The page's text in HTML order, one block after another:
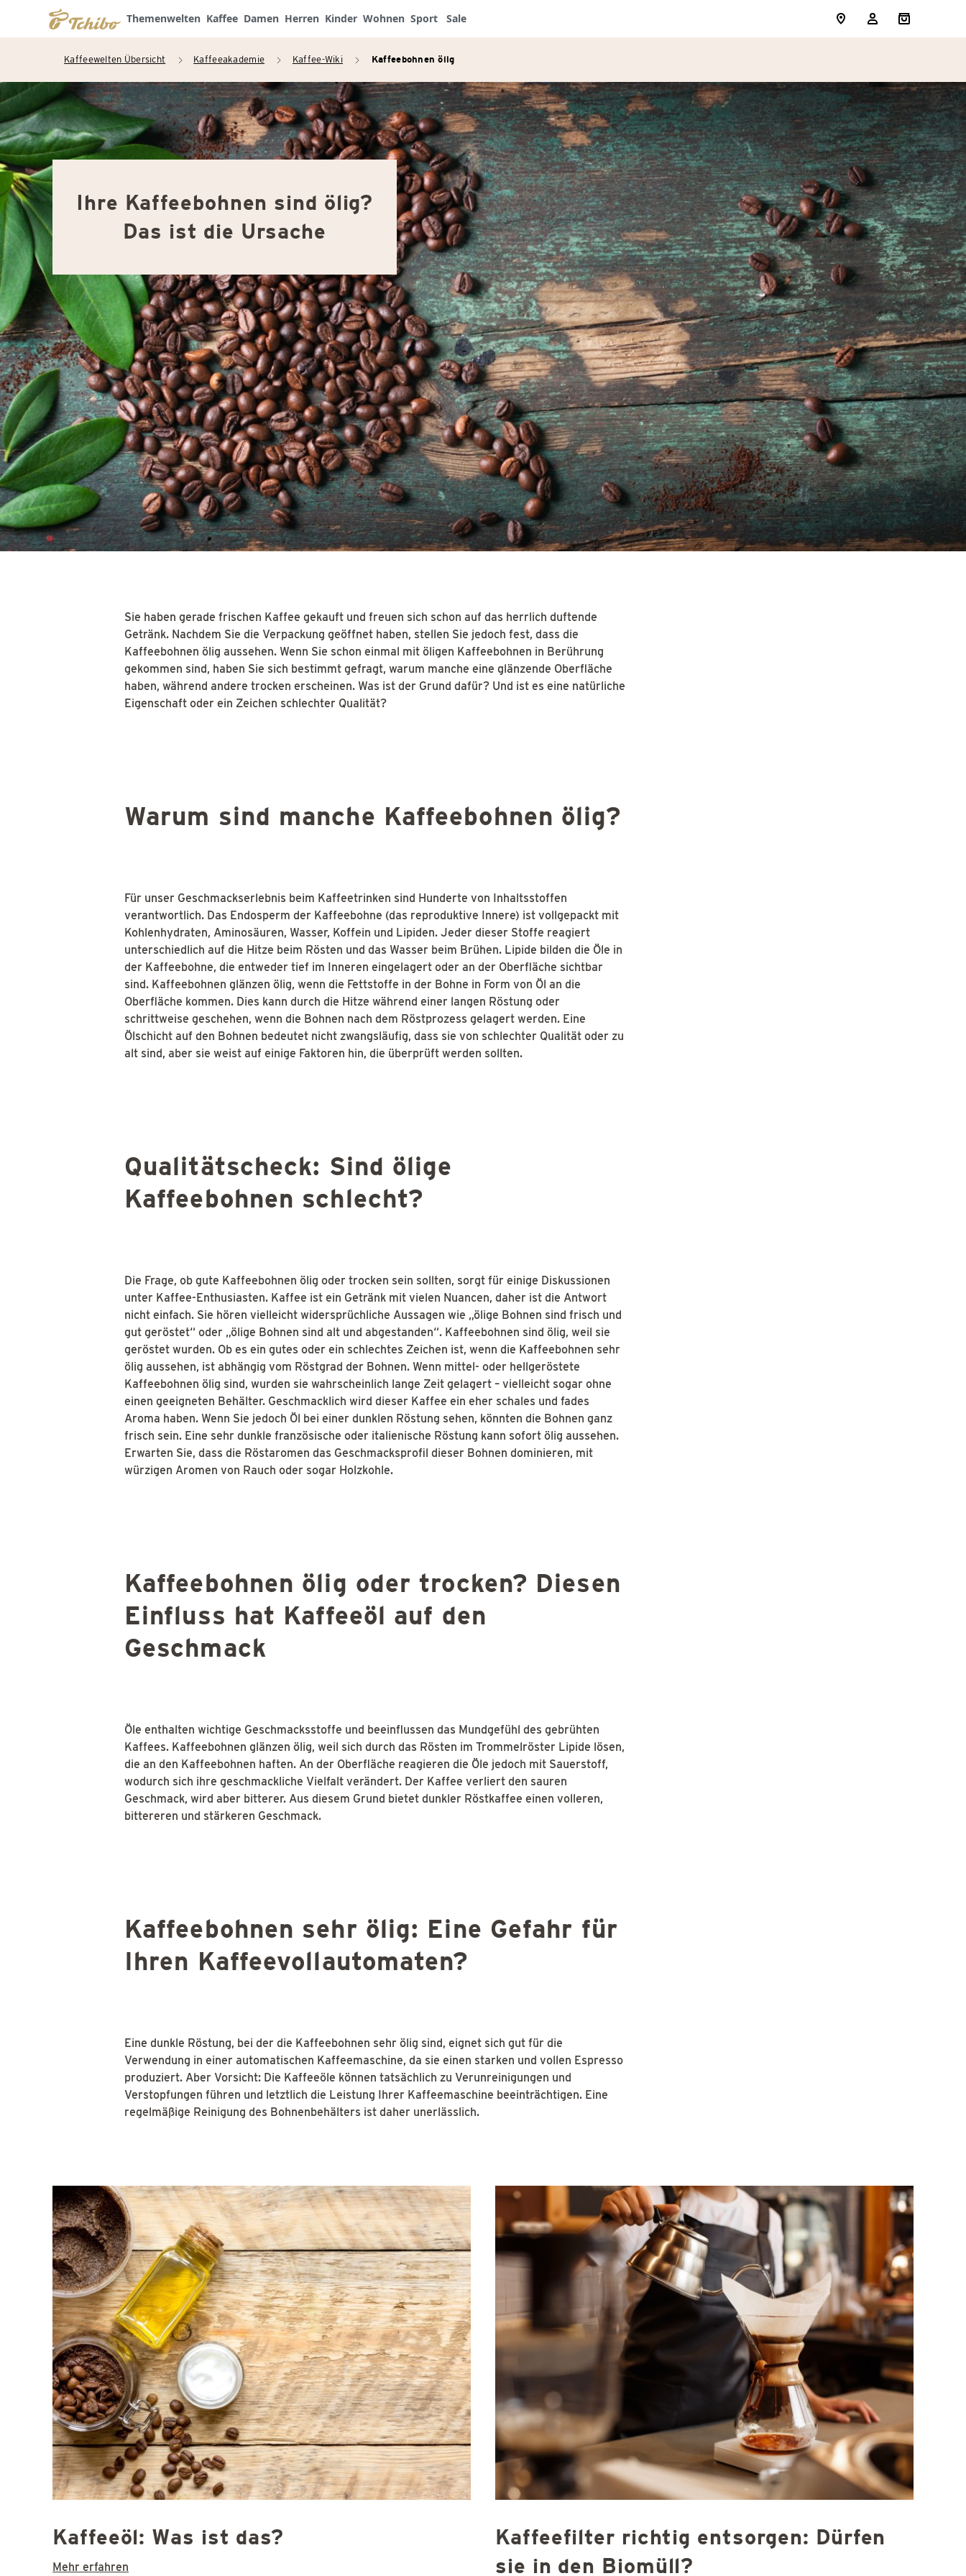
Themenwelten Kaffee Damen Herren Kinder Wohnen Sport Sale
Kaffeewelten Übersicht arrow_right Kaffeeakademie arrow_right Kaffee-Wiki arrow_right Kaffeebohnen ölig
Ihre Kaffeebohnen sind ölig?
Das ist die Ursache
Sie haben gerade frischen Kaffee gekauft und freuen sich schon auf das herrlich duftende
Getränk. Nachdem Sie die Verpackung geöffnet haben, stellen Sie jedoch fest, dass die
Kaffeebohnen ölig aussehen. Wenn Sie schon einmal mit öligen Kaffeebohnen in Berührung
gekommen sind, haben Sie sich bestimmt gefragt, warum manche eine glänzende Oberfläche
haben, während andere trocken erscheinen. Was ist der Grund dafür? Und ist es eine natürliche
Eigenschaft oder ein Zeichen schlechter Qualität?
Warum sind manche Kaffeebohnen ölig?
Für unser Geschmackserlebnis beim Kaffeetrinken sind Hunderte von Inhaltsstoffen
verantwortlich. Das Endosperm der Kaffeebohne (das reproduktive Innere) ist vollgepackt mit
Kohlenhydraten, Aminosäuren, Wasser, Koffein und Lipiden. Jeder dieser Stoffe reagiert
unterschiedlich auf die Hitze beim Rösten und das Wasser beim Brühen. Lipide bilden die Öle in
der Kaffeebohne, die entweder tief im Inneren eingelagert oder an der Oberfläche sichtbar
sind. Kaffeebohnen glänzen ölig, wenn die Fettstoffe in der Bohne in Form von Öl an die
Oberfläche kommen. Dies kann durch die Hitze während einer langen Röstung oder
schrittweise geschehen, wenn die Bohnen nach dem Röstprozess gelagert werden. Eine
Ölschicht auf den Bohnen bedeutet nicht zwangsläufig, dass sie von schlechter Qualität oder zu
alt sind, aber sie weist auf einige Faktoren hin, die überprüft werden sollten.
Qualitätscheck: Sind ölige
Kaffeebohnen schlecht?
Die Frage, ob gute Kaffeebohnen ölig oder trocken sein sollten, sorgt für einige Diskussionen
unter Kaffee-Enthusiasten. Kaffee ist ein Getränk mit vielen Nuancen, daher ist die Antwort
nicht einfach. Sie hören vielleicht widersprüchliche Aussagen wie „ölige Bohnen sind frisch und
gut geröstet“ oder „ölige Bohnen sind alt und abgestanden“. Kaffeebohnen sind ölig, weil sie
geröstet wurden. Ob es ein gutes oder ein schlechtes Zeichen ist, wenn die Kaffeebohnen sehr
ölig aussehen, ist abhängig vom Röstgrad der Bohnen. Wenn mittel- oder hellgeröstete
Kaffeebohnen ölig sind, wurden sie wahrscheinlich lange Zeit gelagert – vielleicht sogar ohne
einen geeigneten Behälter. Geschmacklich wird dieser Kaffee ein eher schales und fades
Aroma haben. Wenn Sie jedoch Öl bei einer dunklen Röstung sehen, könnten die Bohnen ganz
frisch sein. Eine sehr dunkle französische oder italienische Röstung kann sofort ölig aussehen.
Erwarten Sie, dass die Röstaromen das Geschmacksprofil dieser Bohnen dominieren, mit
würzigen Aromen von Rauch oder sogar Holzkohle.
Kaffeebohnen ölig oder trocken? Diesen
Einfluss hat Kaffeeöl auf den
Geschmack
Öle enthalten wichtige Geschmacksstoffe und beeinflussen das Mundgefühl des gebrühten
Kaffees. Kaffeebohnen glänzen ölig, weil sich durch das Rösten im Trommelröster Lipide lösen,
die an den Kaffeebohnen haften. An der Oberfläche reagieren die Öle jedoch mit Sauerstoff,
wodurch sich ihre geschmackliche Vielfalt verändert. Der Kaffee verliert den sauren
Geschmack, wird aber bitterer. Aus diesem Grund bietet dunkler Röstkaffee einen volleren,
bittereren und stärkeren Geschmack.
Kaffeebohnen sehr ölig: Eine Gefahr für
Ihren Kaffeevollautomaten?
Eine dunkle Röstung, bei der die Kaffeebohnen sehr ölig sind, eignet sich gut für die
Verwendung in einer automatischen Kaffeemaschine, da sie einen starken und vollen Espresso
produziert. Aber Vorsicht: Die Kaffeeöle können tatsächlich zu Verunreinigungen und
Verstopfungen führen und letztlich die Leistung Ihrer Kaffeemaschine beeinträchtigen. Eine
regelmäßige Reinigung des Bohnenbehälters ist daher unerlässlich.
Kaffeeöl: Was ist das?
Mehr erfahren
Kaffeefilter richtig entsorgen: Dürfen
sie in den Biomüll?